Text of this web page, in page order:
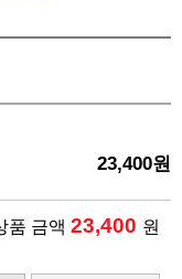
23,400원
품 금액 23,400 원